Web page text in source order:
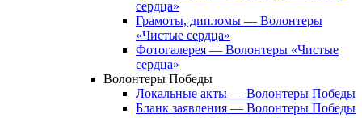
сердца»
Грамоты, дипломы — Волонтеры
«Чистые сердца»
Фотогалерея — Волонтеры «Чистые
сердца»
Волонтеры Победы
Локальные акты — Волонтеры Победы
Бланк заявления — Волонтеры Победы